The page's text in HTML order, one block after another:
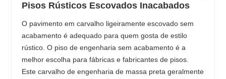
Pisos Rústicos Escovados Inacabados
O pavimento em carvalho ligeiramente escovado sem
acabamento é adequado para quem gosta de estilo
rústico. O piso de engenharia sem acabamento é a
melhor escolha para fábricas e fabricantes de pisos.
Este carvalho de engenharia de massa preta geralmente